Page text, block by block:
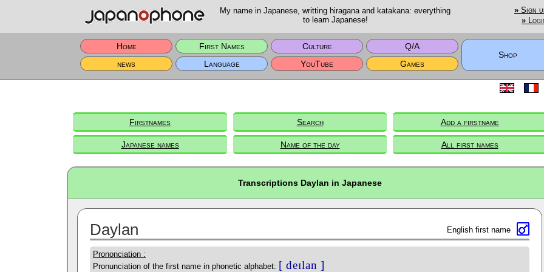
My name in Japanese, writting hiragana and katakana: everything
to learn Japanese!
» Sign
»
Home First Names Culture
Q/A
Shop
news
Language YouTube Games
Firstnames Search Add a firstname
Japanese names Name of the day All first names
Transcriptions Daylan in Japanese
Daylan English first name
Prononciation :
Pronunciation of the first name in phonetic alphabet: [ deɪlan ]